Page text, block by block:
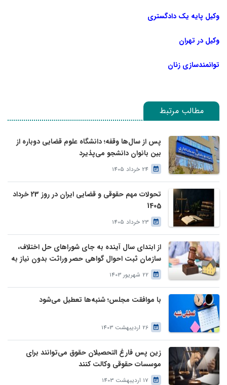
وکیل پایه یک دادگستری
وکیل در تهران
توانمندسازی زنان
مطالب مرتبط
پس از سال‌ها وقفه؛ دانشگاه علوم قضایی دوباره از
بین بانوان دانشجو می‌پذیرد
24 خرداد 1405
تحولات مهم حقوقی و قضایی ایران در روز 23 خرداد
1405
23 خرداد 1405
از ابتدای سال آینده به جای شوراهای حل اختلاف،
سازمان ثبت احوال گواهی حصر وراثت بدون نیاز به
درخواست وراث صادر خواهد کرد
22 شهریور 1403
با موافقت مجلس؛ شنبه‌ها تعطیل می‌شود
26 اردیبهشت 1403
زین پس فارغ التحصیلان حقوق می‌توانند برای
موسسات حقوقی وکالت کنند
17 اردیبهشت 1403